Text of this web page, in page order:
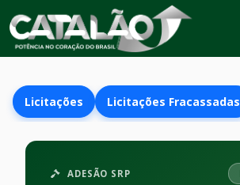
Licitações Licitações Fracassadas
ADESÃO SRP